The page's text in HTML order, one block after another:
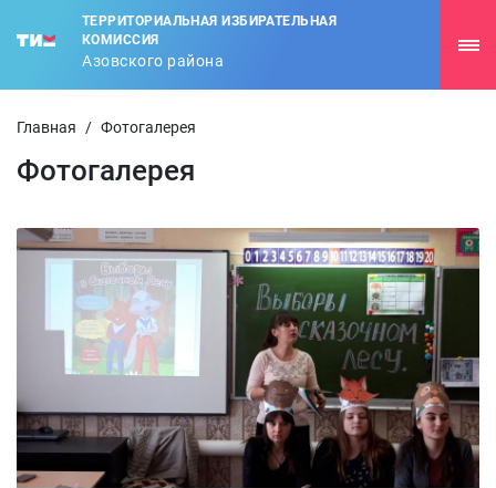
ТЕРРИТОРИАЛЬНАЯ ИЗБИРАТЕЛЬНАЯ
КОМИССИЯ
Азовского района
Главная / Фотогалерея
Фотогалерея